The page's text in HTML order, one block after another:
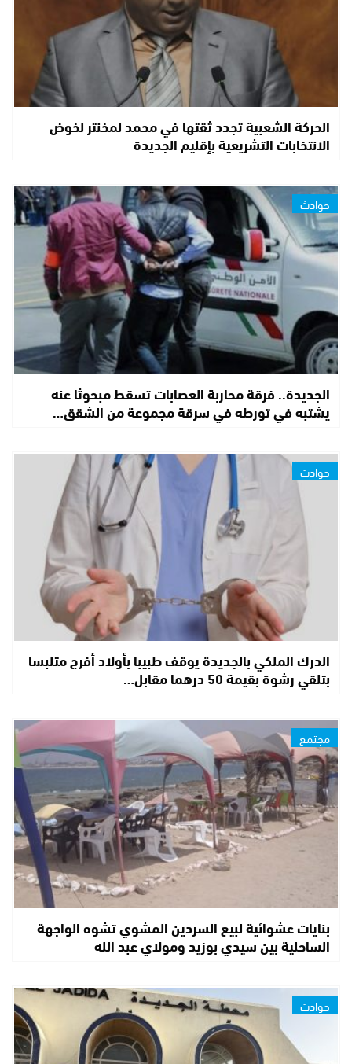
الحركة الشعبية تجدد ثقتها في محمد لمخنتر لخوض
الانتخابات التشريعية بإقليم الجديدة
حوادث
الجديدة.. فرقة محاربة العصابات تسقط مبحوثا عنه
يشتبه في تورطه في سرقة مجموعة من الشقق…
حوادث
الدرك الملكي بالجديدة يوقف طبيبا بأولاد أفرج متلبسا
بتلقي رشوة بقيمة 50 درهما مقابل…
مجتمع
بنايات عشوائية لبيع السردين المشوي تشوه الواجهة
الساحلية بين سيدي بوزيد ومولاي عبد الله
حوادث